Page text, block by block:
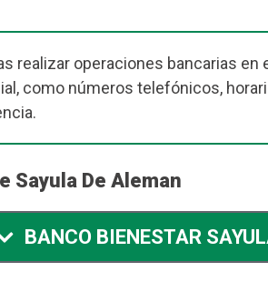
realizar operaciones bancarias en
como números telefónicos,
Sayula De Aleman
BANCO BIENESTAR